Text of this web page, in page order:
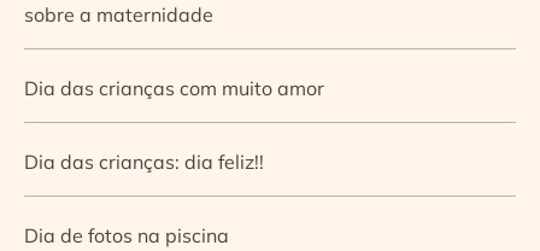
sobre a maternidade
Dia das crianças com muito amor
Dia das crianças: dia feliz!!
Dia de fotos na piscina